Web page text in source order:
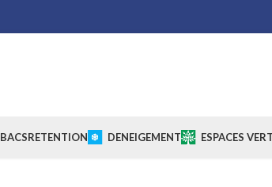
BACSRETENTION DENEIGEMENT ESPACES